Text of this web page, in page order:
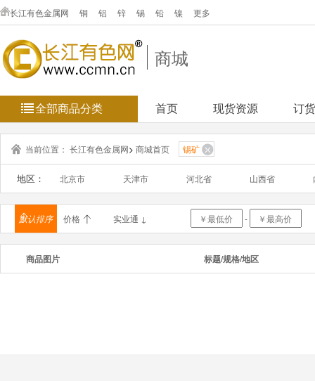
长江有色金属网 铜 铝 锌 锡 铅 镍 更多
商城
全部商品分类 首页 现货资源 订
当前位置： 长江有色金属网> 商城首页 锡矿
地区： 北京市 天津市 河北省 山西省
浙江省 安徽省 福建省 江西省
海南省 重庆市 四川省 贵州省
澳门
默认排序 价格 实业通 ↓ -
商品图片 标题/规格/地区